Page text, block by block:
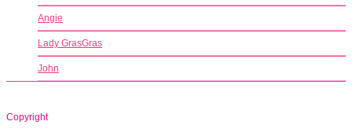
Angie
Lady GrasGras
John
Copyright